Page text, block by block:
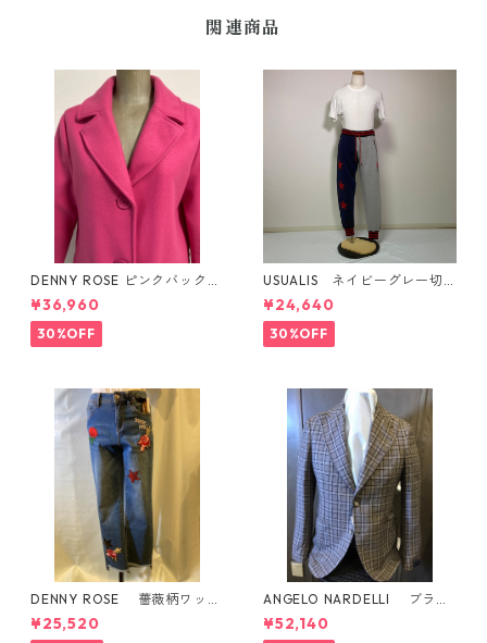
関連商品
DENNY ROSE ピンクバックス
タイルダウンコート
¥36,960
30%OFF
USUALIS ネイビーグレー切
り替え 星ワッペンパンツ
イタリア製
¥24,640
30%OFF
DENNY ROSE 薔薇柄ワッペ
ン付き デザインデニム
¥25,520
ANGELO NARDELLI ブラウ
ンチェック柄 ジャケット
イタリア製
¥52,140